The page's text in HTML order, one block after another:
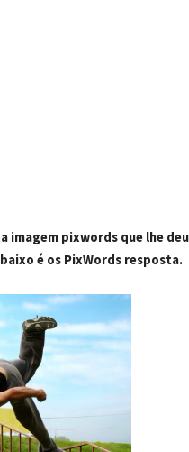
imagem pixwords que lhe deu
é os PixWords resposta.